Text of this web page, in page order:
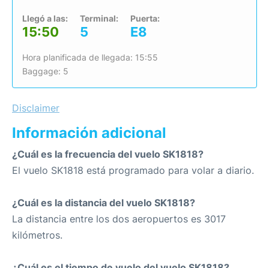
Llegó a las:
15:50
Terminal:
5
Puerta:
E8
Hora planificada de llegada: 15:55
Baggage: 5
Disclaimer
Información adicional
¿Cuál es la frecuencia del vuelo SK1818?
El vuelo SK1818 está programado para volar a diario.
¿Cuál es la distancia del vuelo SK1818?
La distancia entre los dos aeropuertos es 3017
kilómetros.